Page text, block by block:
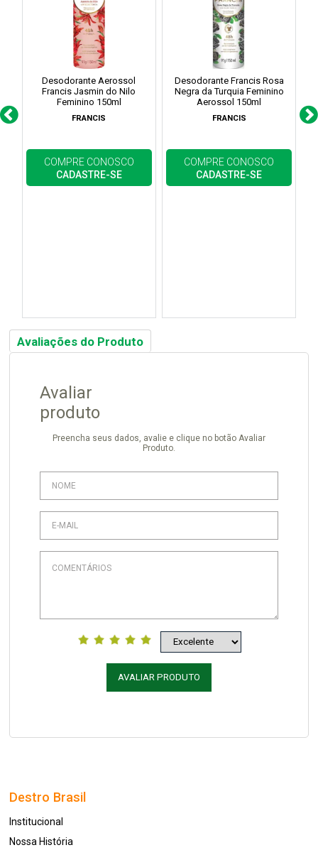
Desodorante Aerossol
Francis Jasmin do Nilo
Feminino 150ml
FRANCIS
COMPRE CONOSCO
CADASTRE-SE
Desodorante Francis Rosa
Negra da Turquia Feminino
Aerossol 150ml
FRANCIS
COMPRE CONOSCO
CADASTRE-SE
Avaliações do Produto
Avaliar
produto
Preencha seus dados, avalie e clique no botão Avaliar
Produto.
AVALIAR PRODUTO
Destro Brasil
Institucional
Nossa História